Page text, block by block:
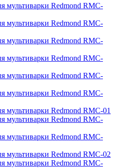
мультиварки Redmond RMC-
мультиварки Redmond RMC-
мультиварки Redmond RMC-
мультиварки Redmond RMC-
мультиварки Redmond RMC-
мультиварки Redmond RMC-
мультиварки Redmond RMC-01
мультиварки Redmond RMC-
мультиварки Redmond RMC-
мультиварки Redmond RMC-02
мультиварки Redmond RMC-